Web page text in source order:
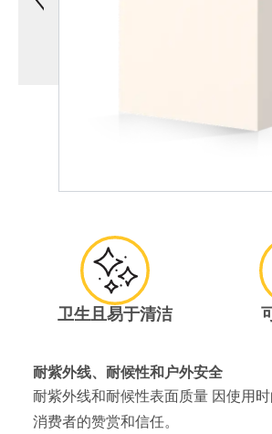
卫生且易于清洁
耐紫外线、耐候性和户外安全
耐紫外线和耐候性表面质量 因使用
消费者的赞赏和信任。